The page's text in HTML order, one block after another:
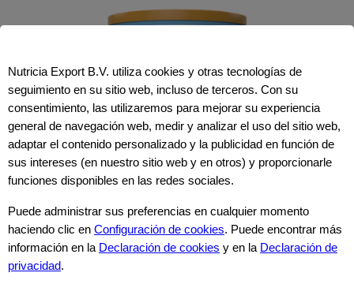
Neocate Junior (Con Prebióticos)
Nutricia Export B.V. utiliza cookies y otras tecnologías de
seguimiento en su sitio web, incluso de terceros. Con su
consentimiento, las utilizaremos para mejorar su experiencia
general de navegación web, medir y analizar el uso del sitio web,
adaptar el contenido personalizado y la publicidad en función de
sus intereses (en nuestro sitio web y en otros) y proporcionarle
funciones disponibles en las redes sociales.
Puede administrar sus preferencias en cualquier momento
haciendo clic en Configuración de cookies. Puede encontrar más
información en la Declaración de cookies y en la Declaración de
privacidad.